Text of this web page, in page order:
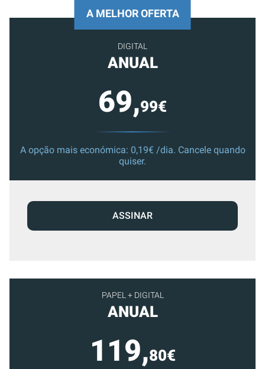
PAPEL + DIGITAL
ANUAL
119,80€
A MELHOR OFERTA
DIGITAL
ANUAL
69,99€
A opção mais económica: 0,19€ /dia. Cancele quando
quiser.
ASSINAR